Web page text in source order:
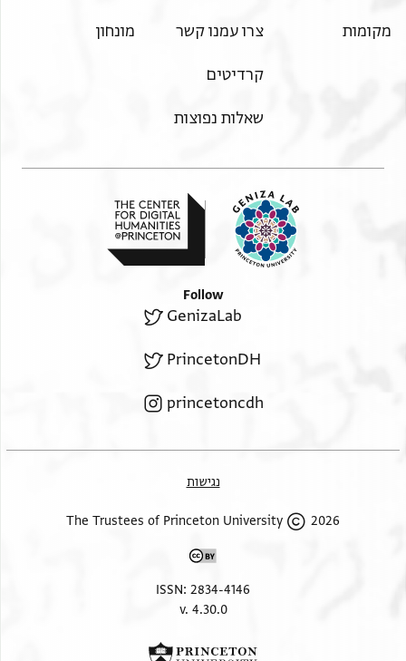
מקומות צרו עמנו קשר
קרדיטים
שאלות נפוצות
מונחון
Follow
GenizaLab
PrincetonDH
princetoncdh
נגישות
2026 The Trustees of Princeton University
ISSN: 2834-4146
v. 4.30.0